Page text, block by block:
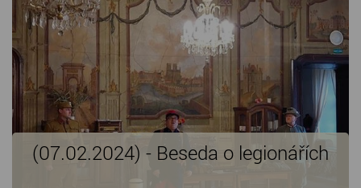
(07.02.2024) - Beseda o legionářích